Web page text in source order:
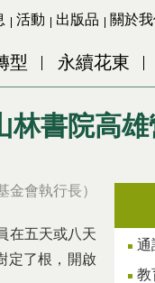
活動 出版品 關於我
型 永續花東
書院高雄
金會執行長）
在五天或八天
定了根，開啟
通
教